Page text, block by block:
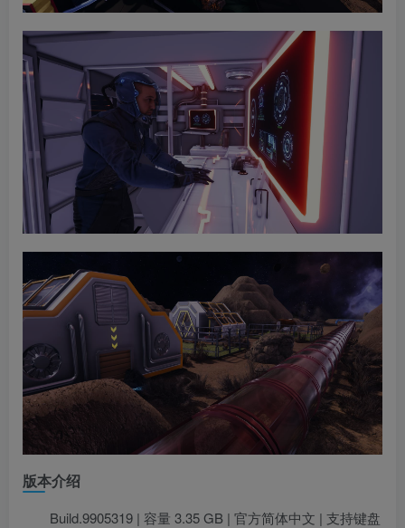
版本介绍
Build.9905319 | 容量 3.35 GB | 官方简体中文 | 支持键盘